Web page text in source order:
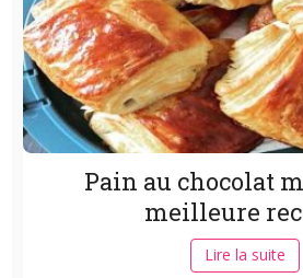
Pain au chocolat
meilleure
Lire la suite